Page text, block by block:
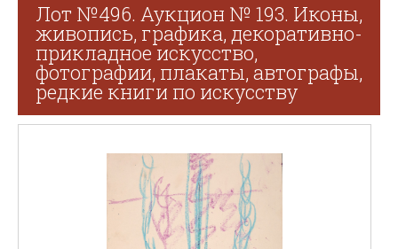
Лот №496. Аукцион № 193. Иконы,
живопись, графика, декоративно-
прикладное искусство,
фотографии, плакаты, автографы,
редкие книги по искусству